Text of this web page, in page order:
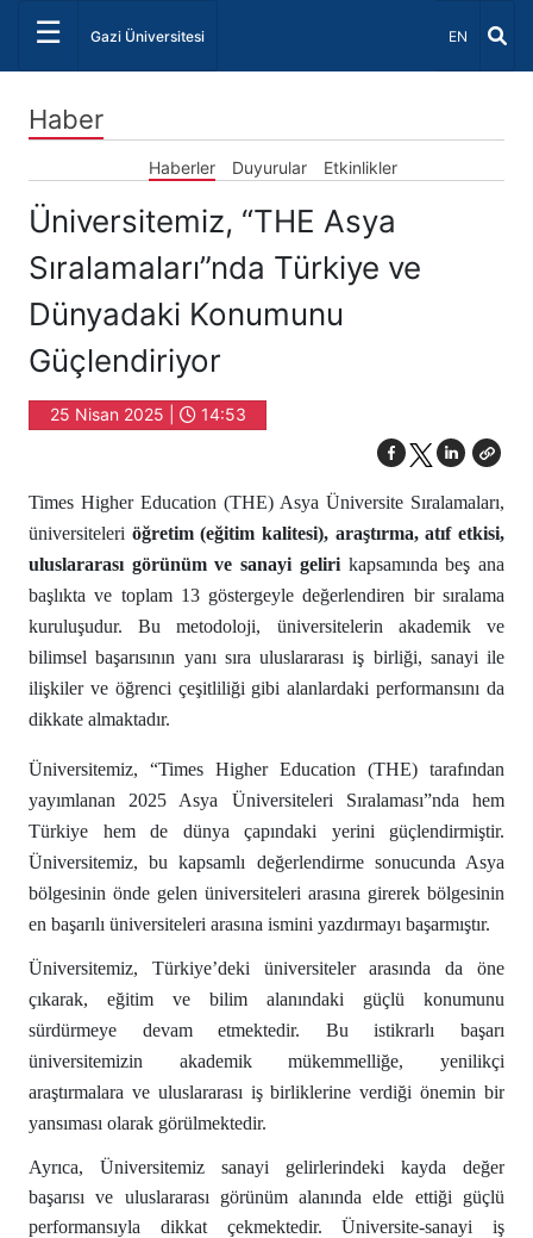
☰ Gazi Üniversitesi Dil Seçiniz
EN
Haber
Haberler Duyurular Etkinlikler
Üniversitemiz, “THE Asya
Sıralamaları”nda Türkiye ve
Dünyadaki Konumunu
Güçlendiriyor
25 Nisan 2025 | 14:53
Times Higher Education (THE) Asya Üniversite Sıralamaları,
üniversiteleri öğretim (eğitim kalitesi), araştırma, atıf etkisi,
uluslararası görünüm ve sanayi gelirikapsamında beş ana
başlıkta ve toplam 13 göstergeyle değerlendiren bir sıralama
kuruluşudur. Bu metodoloji, üniversitelerin akademik ve
bilimsel başarısının yanı sıra uluslararası iş birliği, sanayi ile
ilişkiler ve öğrenci çeşitliliği gibi alanlardaki performansını da
dikkate almaktadır.
Üniversitemiz, “Times Higher Education (THE) tarafından
yayımlanan 2025 Asya Üniversiteleri Sıralaması”nda hem
Türkiye hem de dünya çapındaki yerini güçlendirmiştir.
Üniversitemiz, bu kapsamlı değerlendirme sonucunda Asya
bölgesinin önde gelen üniversiteleri arasına girerek bölgesinin
en başarılı üniversiteleri arasına ismini yazdırmayı başarmıştır.
Üniversitemiz, Türkiye’deki üniversiteler arasında da öne
çıkarak, eğitim ve bilim alanındaki güçlü konumunu
sürdürmeye devam etmektedir. Bu istikrarlı başarı
üniversitemizin akademik mükemmelliğe, yenilikçi
araştırmalara ve uluslararası iş birliklerine verdiği önemin bir
yansıması olarak görülmektedir.
Ayrıca, Üniversitemiz sanayi gelirlerindeki kayda değer
başarısı ve uluslararası görünüm alanında elde ettiği güçlü
performansıyla dikkat çekmektedir. Üniversite-sanayi iş